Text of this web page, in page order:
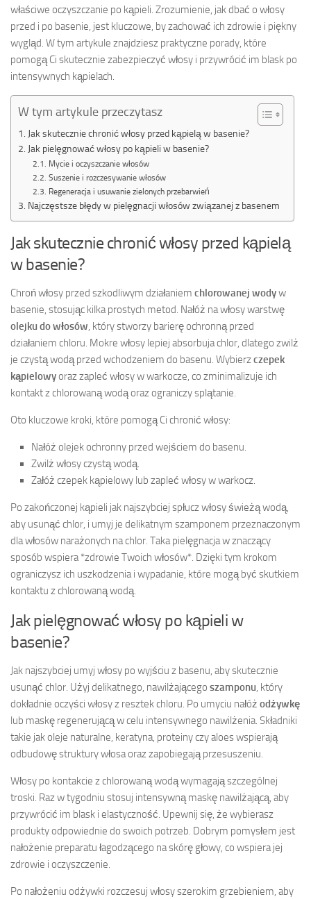
właściwe oczyszczanie po kąpieli. Zrozumienie, jak dbać o włosy
przed i po basenie, jest kluczowe, by zachować ich zdrowie i piękny
wygląd. W tym artykule znajdziesz praktyczne porady, które
pomogą Ci skutecznie zabezpieczyć włosy i przywrócić im blask po
intensywnych kąpielach.
W tym artykule przeczytasz
Jak skutecznie chronić włosy przed kąpielą w basenie?
Jak pielęgnować włosy po kąpieli w basenie?
Mycie i oczyszczanie włosów
Suszenie i rozczesywanie włosów
Regeneracja i usuwanie zielonych przebarwień
Najczęstsze błędy w pielęgnacji włosów związanej z basenem
Jak skutecznie chronić włosy przed kąpielą
w basenie?
Chroń włosy przed szkodliwym działaniem chlorowanej wodyw
basenie, stosując kilka prostych metod. Nałóż na włosy warstwę
olejku do włosów , który stworzy barierę ochronną przed
działaniem chloru. Mokre włosy lepiej absorbuja chlor, dlatego zwilż
je czystą wodą przed wchodzeniem do basenu. Wybierzczepek
kąpielowyoraz zapleć włosy w warkocze, co zminimalizuje ich
kontakt z chlorowaną wodą oraz ograniczy splątanie.
Oto kluczowe kroki, które pomogą Ci chronić włosy:
Nałóż olejek ochronny przed wejściem do basenu.
Zwilż włosy czystą wodą.
Załóż czepek kąpielowy lub zapleć włosy w warkocz.
Po zakończonej kąpieli jak najszybciej spłucz włosy świeżą wodą,
aby usunąć chlor, i umyj je delikatnym szamponem przeznaczonym
dla włosów narażonych na chlor. Taka pielęgnacja w znaczący
sposób wspiera *zdrowie Twoich włosów*. Dzięki tym krokom
ograniczysz ich uszkodzenia i wypadanie, które mogą być skutkiem
kontaktu z chlorowaną wodą.
Jak pielęgnować włosy po kąpieli w
basenie?
Jak najszybciej umyj włosy po wyjściu z basenu, aby skutecznie
usunąć chlor. Użyj delikatnego, nawilżającego szamponu , który
dokładnie oczyści włosy z resztek chloru. Po umyciu nałóż odżywkę
lub maskę regenerującą w celu intensywnego nawilżenia. Składniki
takie jak oleje naturalne, keratyna, proteiny czy aloes wspierają
odbudowę struktury włosa oraz zapobiegają przesuszeniu.
Włosy po kontakcie z chlorowaną wodą wymagają szczególnej
troski. Raz w tygodniu stosuj intensywną maskę nawilżającą, aby
przywrócić im blask i elastyczność. Upewnij się, że wybierasz
produkty odpowiednie do swoich potrzeb. Dobrym pomysłem jest
nałożenie preparatu łagodzącego na skórę głowy, co wspiera jej
zdrowie i oczyszczenie.
Po nałożeniu odżywki rozczesuj włosy szerokim grzebieniem, aby